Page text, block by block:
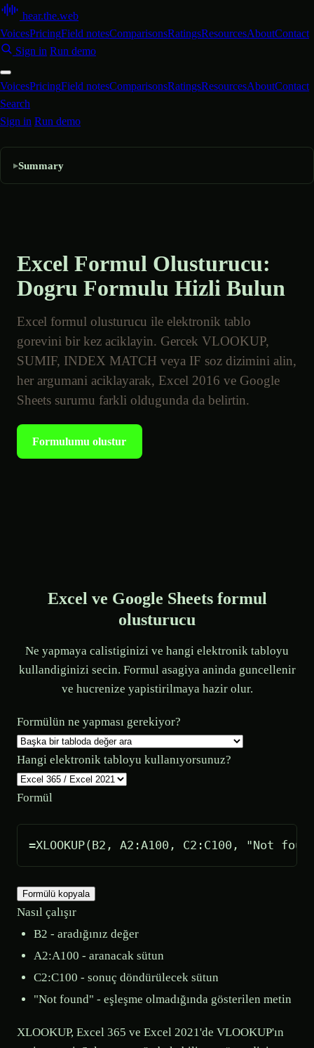
Summary
Excel Formul Olusturucu:
Dogru Formulu Hizli Bulun
Excel formul olusturucu ile elektronik tablo
gorevini bir kez aciklayin. Gercek VLOOKUP,
SUMIF, INDEX MATCH veya IF soz dizimini alin,
her argumani aciklayarak, Excel 2016 ve Google
Sheets surumu farkli oldugunda da belirtin.
Formulumu olustur
Excel ve Google Sheets formul
olusturucu
Ne yapmaya calistiginizi ve hangi elektronik tabloyu
kullandiginizi secin. Formul asagiya aninda guncellenir
ve hucrenize yapistirilmaya hazir olur.
Formülün ne yapması gerekiyor?
Hangi elektronik tabloyu kullanıyorsunuz?
Formül
=XLOOKUP(B2, A2:A100, C2:C100, "Not
Formülü kopyala
Nasıl çalışır
B2 - aradığınız değer
A2:A100 - aranacak sütun
C2:C100 - sonuç döndürülecek sütun
"Not found" - eşleşme olmadığında gösterilen metin
XLOOKUP, Excel 365 ve Excel 2021'de VLOOKUP'ın
hear.the.web
VoicesPricingField notesComparisonsRatingsResourcesAboutContact
Sign in Run demo
VoicesPricingField notesComparisonsRatingsResourcesAboutContact
Search
Sign in Run demo